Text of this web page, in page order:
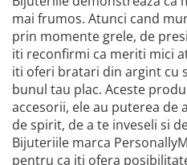
mai frumos. Atunci cand
prin momente grele, de
iti reconfirmi ca meriti mici
iti oferi bratari din argint cu
bunul tau plac. Aceste
accesorii, ele au puterea de
de spirit, de a te inveseli si
Bijuteriile marca
pentru ca iti ofera